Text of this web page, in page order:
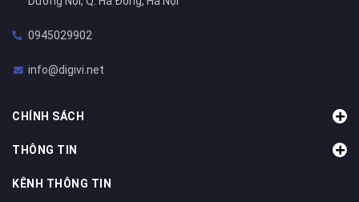
0945029902
info@digivi.net
CHÍNH SÁCH
THÔNG TIN
KÊNH THÔNG TIN